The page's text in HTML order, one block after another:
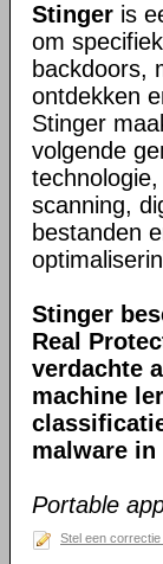
Stinger is
om
backdoors,
ontdekken
Stinger
volgende
scanning,
bestanden
Stinger
Real
verdachte
machine
malware in
Portable
Stel een